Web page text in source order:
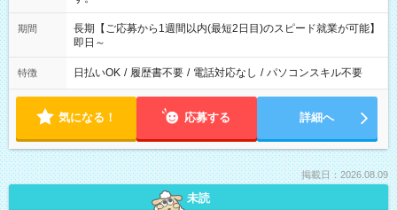
期間
長期【ご応募から1週間以内(最短2日目)のスピード就業が可能】
即日～
特徴 日払いOK / 履歴書不要 / 電話対応なし / パソコンスキル不要
気になる！ 応募する 詳細へ
掲載日：2026.08.09
未読